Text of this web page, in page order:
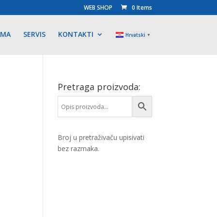
WEB SHOP 0 Items
SERVIS KONTAKTI Hrvatski ▼
Pretraga proizvoda:
Broj u pretraživaču upisivati
bez razmaka.